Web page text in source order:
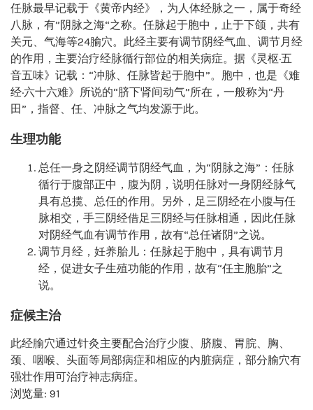
任脉最早记载于《黄帝内经》，为人体经脉之一，属于奇经
八脉，有”阴脉之海“之称。任脉起于胞中，止于下颌，共有
关元、气海等24腧穴。此经主要有调节阴经气血、调节月经
的作用，主要治疗经脉循行部位的相关病症。据《灵枢·五
音五味》记载：“冲脉、任脉皆起于胞中”。胞中，也是《难
经·六十六难》所说的“脐下肾间动气”所在，一般称为“丹
田”，指督、任、冲脉之气均发源于此。
生理功能
总任一身之阴经调节阴经气血，为“阴脉之海”：任脉
循行于腹部正中，腹为阴，说明任脉对一身阴经脉气
具有总揽、总任的作用。另外，足三阴经在小腹与任
脉相交，手三阴经借足三阴经与任脉相通，因此任脉
对阴经气血有调节作用，故有“总任诸阴”之说。
调节月经，妊养胎儿：任脉起于胞中，具有调节月
经，促进女子生殖功能的作用，故有“任主胞胎”之
说。
症候主治
此经腧穴通过针灸主要配合治疗少腹、脐腹、胃脘、胸、
颈、咽喉、头面等局部病症和相应的内脏病症，部分腧穴有
强壮作用可治疗神志病症。
浏览量: 91